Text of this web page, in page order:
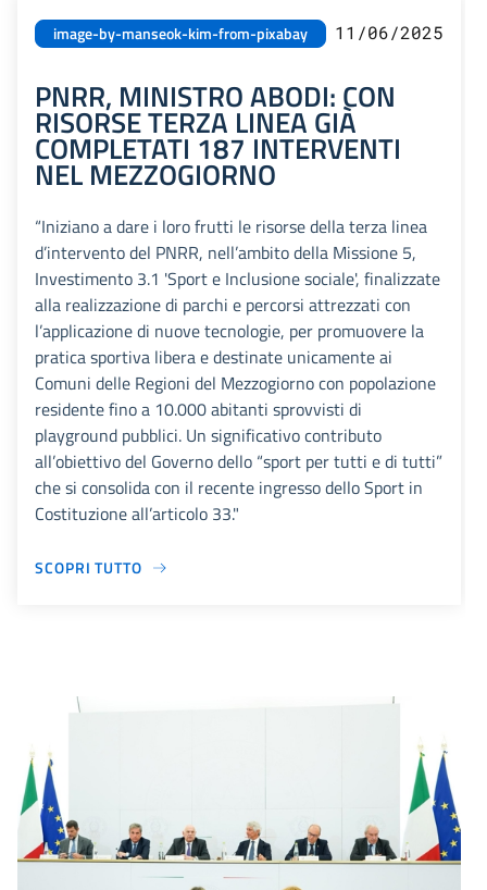
image-by-manseok-kim-from-pixabay 11/06/2025
PNRR, MINISTRO ABODI: CON
RISORSE TERZA LINEA GIÀ
COMPLETATI 187 INTERVENTI
NEL MEZZOGIORNO
“Iniziano a dare i loro frutti le risorse della terza linea
d’intervento del PNRR, nell’ambito della Missione 5,
Investimento 3.1 'Sport e Inclusione sociale', finalizzate
alla realizzazione di parchi e percorsi attrezzati con
l’applicazione di nuove tecnologie, per promuovere la
pratica sportiva libera e destinate unicamente ai
Comuni delle Regioni del Mezzogiorno con popolazione
residente fino a 10.000 abitanti sprovvisti di
playground pubblici. Un significativo contributo
all’obiettivo del Governo dello “sport per tutti e di tutti”
che si consolida con il recente ingresso dello Sport in
Costituzione all’articolo 33."
SCOPRI TUTTO